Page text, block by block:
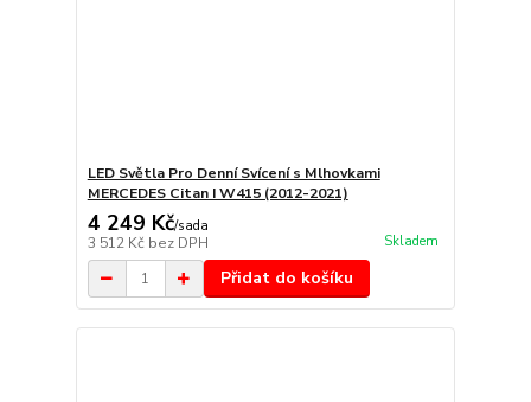
LED Světla Pro Denní Svícení s Mlhovkami
MERCEDES Citan I W415 (2012-2021)
4 249 Kč/sada
3 512 Kč bez DPH Skladem
Přidat do košíku